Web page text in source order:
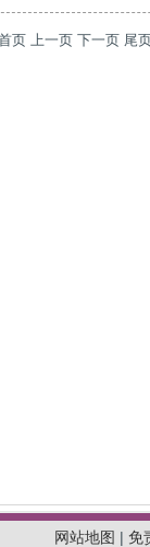
页 上一页 下一页 尾
网站地图 | 免